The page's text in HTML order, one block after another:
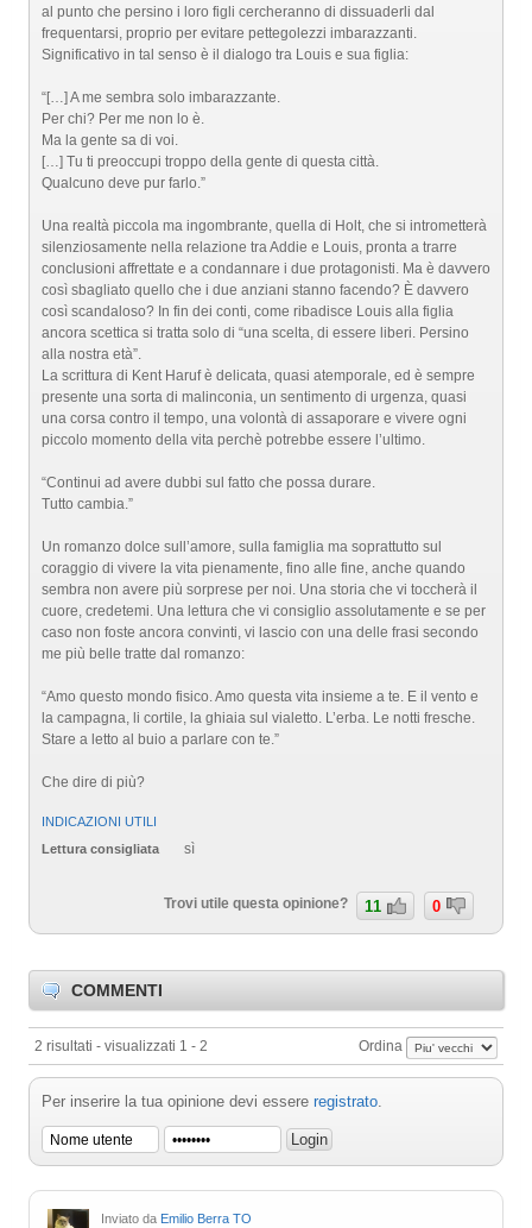
al punto che persino i loro figli cercheranno di dissuaderli dal
frequentarsi, proprio per evitare pettegolezzi imbarazzanti.
Significativo in tal senso è il dialogo tra Louis e sua figlia:
“[…] A me sembra solo imbarazzante.
Per chi? Per me non lo è.
Ma la gente sa di voi.
[…] Tu ti preoccupi troppo della gente di questa città.
Qualcuno deve pur farlo.”
Una realtà piccola ma ingombrante, quella di Holt, che si intrometterà
silenziosamente nella relazione tra Addie e Louis, pronta a trarre
conclusioni affrettate e a condannare i due protagonisti. Ma è davvero
così sbagliato quello che i due anziani stanno facendo? È davvero
così scandaloso? In fin dei conti, come ribadisce Louis alla figlia
ancora scettica si tratta solo di “una scelta, di essere liberi. Persino
alla nostra età”.
La scrittura di Kent Haruf è delicata, quasi atemporale, ed è sempre
presente una sorta di malinconia, un sentimento di urgenza, quasi
una corsa contro il tempo, una volontà di assaporare e vivere ogni
piccolo momento della vita perchè potrebbe essere l’ultimo.
“Continui ad avere dubbi sul fatto che possa durare.
Tutto cambia.”
Un romanzo dolce sull’amore, sulla famiglia ma soprattutto sul
coraggio di vivere la vita pienamente, fino alle fine, anche quando
sembra non avere più sorprese per noi. Una storia che vi toccherà il
cuore, credetemi. Una lettura che vi consiglio assolutamente e se per
caso non foste ancora convinti, vi lascio con una delle frasi secondo
me più belle tratte dal romanzo:
“Amo questo mondo fisico. Amo questa vita insieme a te. E il vento e
la campagna, li cortile, la ghiaia sul vialetto. L’erba. Le notti fresche.
Stare a letto al buio a parlare con te.”
Che dire di più?
INDICAZIONI UTILI
Lettura consigliata
sì
Trovi utile questa opinione? 11 0
COMMENTI
2 risultati - visualizzati 1 - 2 Ordina
Per inserire la tua opinione devi essere registrato.
Inviato da Emilio Berra TO